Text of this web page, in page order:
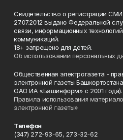
Свидетельство о регистрации
27.07.2012 выдано Федеральной
связи, информационных
коммуникаций.
18+ запрещено для детей.
Об использовании персональных
Общественная электрогазета -
электронной газеты
ОАО ИА «Башинформ» с 2001 года).
Правила использования
электронной газеты»
Телефон
(347) 272-93-65, 273-32-62